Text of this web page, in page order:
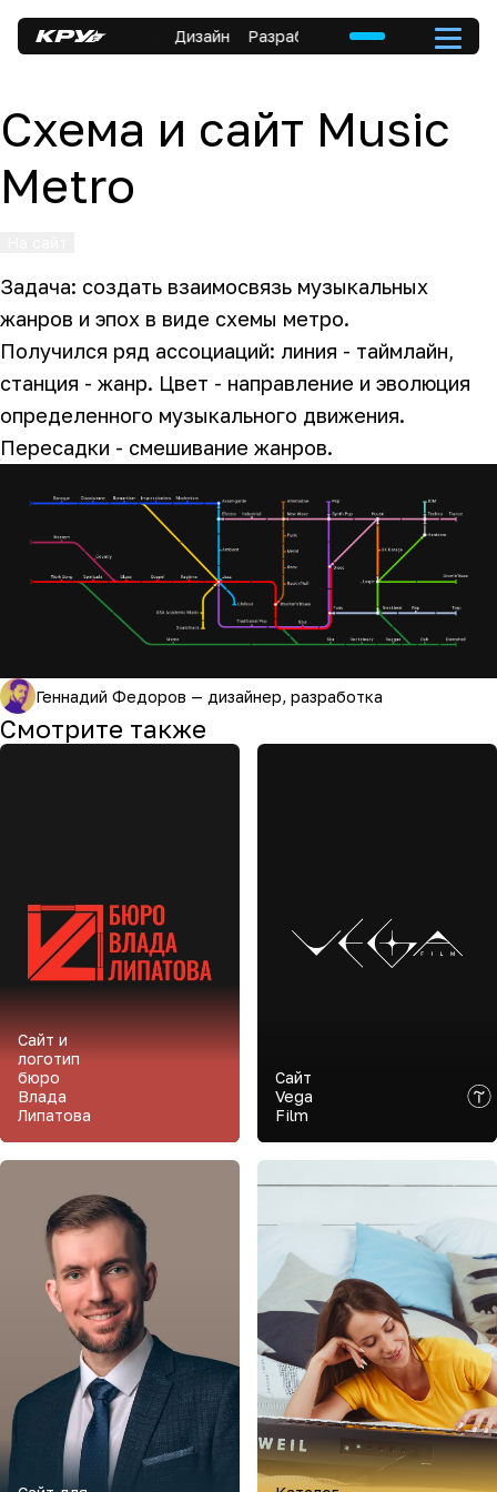
Коммуникация Дизайн Разработка Коммуникация
Схема и сайт Music
Metro
Задача: создать взаимосвязь музыкальных
жанров и эпох в виде схемы метро.
Получился ряд ассоциаций: линия - таймлайн,
станция - жанр. Цвет - направление и эволюция
определенного музыкального движения.
Пересадки - смешивание жанров.
Геннадий Федоров — дизайнер, разработка
Смотрите также
Сайт и
логотип
бюро
Влада
Липатова
Сайт
Vega
Film